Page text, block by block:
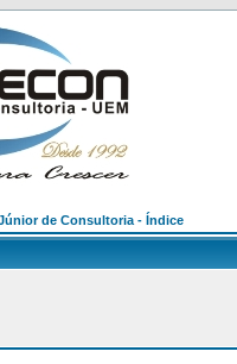
de Consultoria - Índice